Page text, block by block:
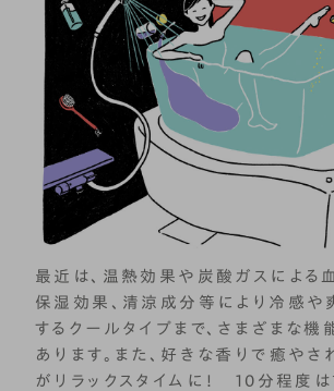
最近は、温熱効果や炭酸ガスによる
保湿効果、清涼成分等により冷感や
するクールタイプまで、さまざまな
あります。また、好きな香りで癒やさ
がリラックスタイムに！ 10分程度は